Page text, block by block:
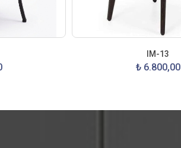
IM-13
₺ 6.800,00